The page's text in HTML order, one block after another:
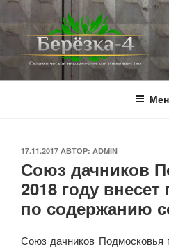
Перейти
к
содержимому
BEREZKA4.RU
СНТ Берёзка-4
ОПУБЛИКОВАНО
17.11.2017 АВТОР: ADMIN
Союз дачников
2018 году
по содержанию
Союз дачников Подмосковья